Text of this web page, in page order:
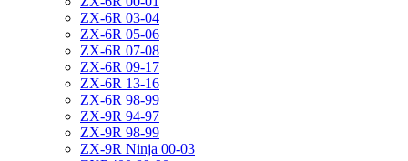
ZX-6R 03-04
ZX-6R 05-06
ZX-6R 07-08
ZX-6R 09-17
ZX-6R 13-16
ZX-6R 98-99
ZX-9R 94-97
ZX-9R 98-99
ZX-9R Ninja 00-03